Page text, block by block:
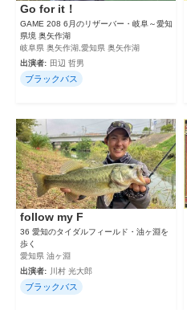
Go for it！
GAME 208 6月のリザーバー・岐阜～愛知
県境 奥矢作湖
岐阜県 奥矢作湖,愛知県 奥矢作湖
出演者: 田辺 哲男
ブラックバス
follow my F
36 愛知のタイダルフィールド・油ヶ淵を
歩く
愛知県 油ヶ淵
出演者:
川村 光大郎
ブラックバス